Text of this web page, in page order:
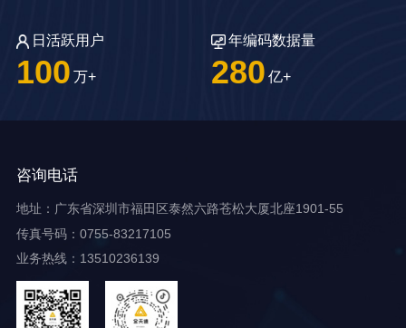
日活跃用户
100 万+
年编码数据量
280 亿+
咨询电话
地址：广东省深圳市福田区泰然六路苍松大厦北座1901-55
传真号码：0755-83217105
业务热线：13510236139